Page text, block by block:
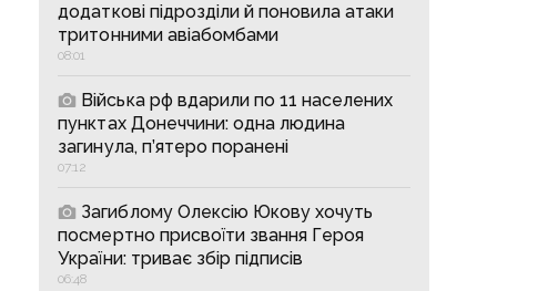
додаткові підрозділи й поновила атаки
тритонними авіабомбами
08:01
Війська рф вдарили по 11 населених
пунктах Донеччини: одна людина
загинула, п’ятеро поранені
07:12
Загиблому Олексію Юкову хочуть
посмертно присвоїти звання Героя
України: триває збір підписів
06:48